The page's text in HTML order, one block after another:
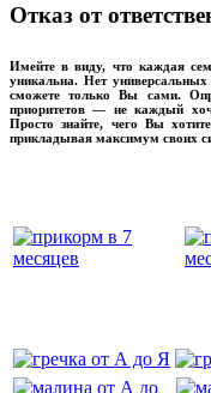
Отказ от
Имейте в виду, что каждая
уникальна. Нет
сможете только Вы сами.
приоритетов — не каждый
Просто знайте, чего Вы
прикладывая максимум своих